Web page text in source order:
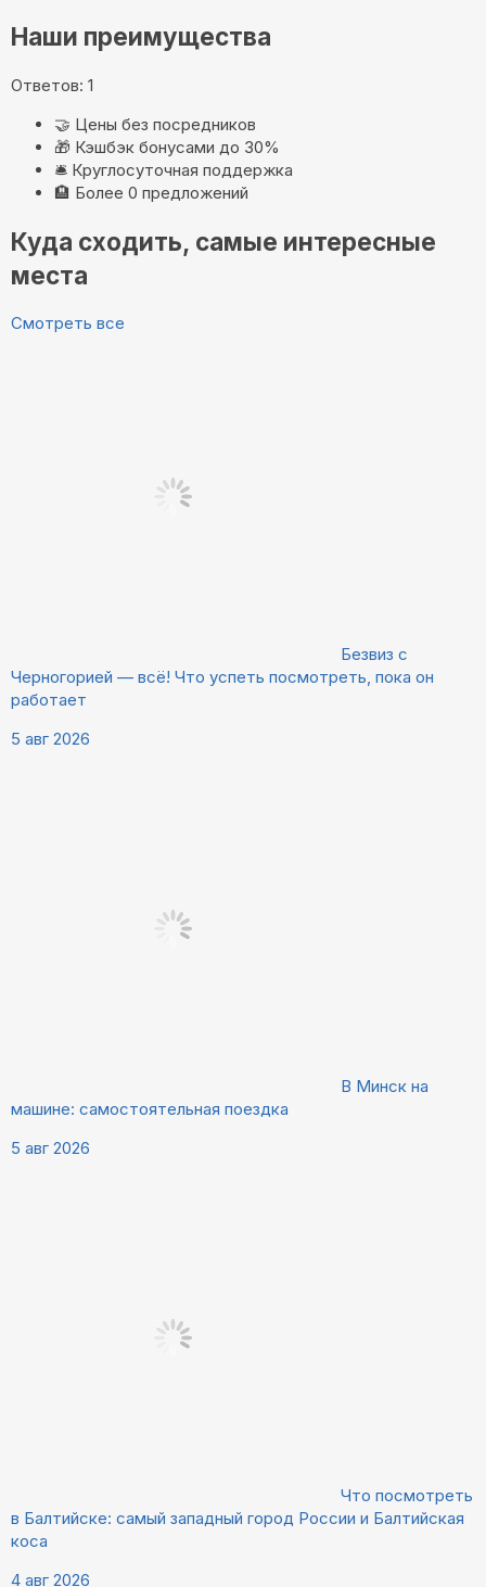
Наши преимущества
Ответов: 1
🤝 Цены без посредников
🎁 Кэшбэк бонусами до 30%
🛎️ Круглосуточная поддержка
🏨 Более 0 предложений
Куда сходить, самые интересные
места
Смотреть все
Безвиз с
Черногорией — всё! Что успеть посмотреть, пока он
работает
5 авг 2026
В Минск на
машине: самостоятельная поездка
5 авг 2026
Что посмотреть
в Балтийске: самый западный город России и Балтийская
коса
4 авг 2026